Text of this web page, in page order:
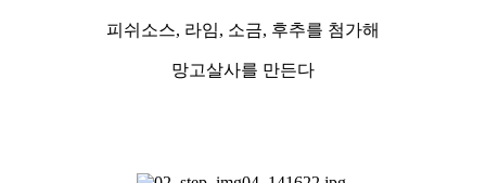
피쉬소스, 라임, 소금, 후추를 첨가해
망고살사를 만든다